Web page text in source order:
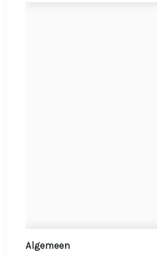
Algemeen